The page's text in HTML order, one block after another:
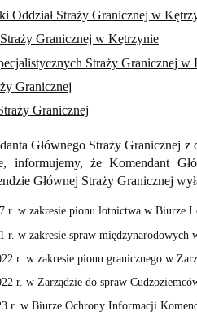
Oddział Straży Granicznej w
Granicznej w Kętrzynie
Straży Granicznej w
Granicznej
Granicznej
Głównego Straży Granicznej
informujemy, że Komendant
Głównej Straży Granicznej
r. w zakresie pionu lotnictwa w Biurze
r. w zakresie spraw
r. w zakresie pionu granicznego w
r. w Zarządzie do spraw
r. w Biurze Ochrony Informacji